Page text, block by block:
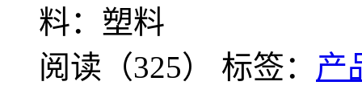
料：塑料
阅读（325） 标签： 产